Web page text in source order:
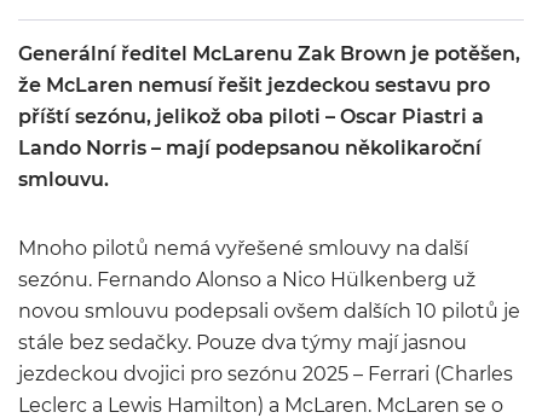
Generální ředitel McLarenu Zak Brown je potěšen,
že McLaren nemusí řešit jezdeckou sestavu pro
příští sezónu, jelikož oba piloti – Oscar Piastri a
Lando Norris – mají podepsanou několikaroční
smlouvu.
Mnoho pilotů nemá vyřešené smlouvy na další
sezónu. Fernando Alonso a Nico Hülkenberg už
novou smlouvu podepsali ovšem dalších 10 pilotů je
stále bez sedačky. Pouze dva týmy mají jasnou
jezdeckou dvojici pro sezónu 2025 – Ferrari (Charles
Leclerc a Lewis Hamilton) a McLaren. McLaren se o